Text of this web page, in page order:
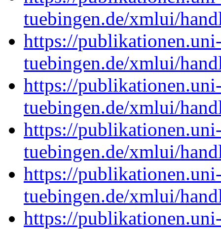
tuebingen.de/xmlui/
https://
tuebingen.de/xmlui/
https://
tuebingen.de/xmlui/
https://
tuebingen.de/xmlui/
https://
tuebingen.de/xmlui/
https://